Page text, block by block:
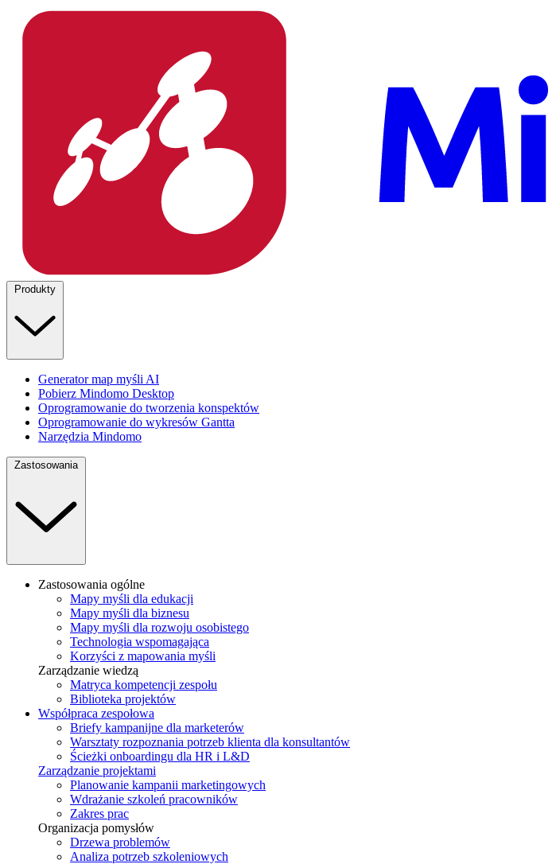
Produkty
Generator map myśli AI
Pobierz Mindomo Desktop
Oprogramowanie do tworzenia konspektów
Oprogramowanie do wykresów Gantta
Narzędzia Mindomo
Zastosowania
Zastosowania ogólne
Mapy myśli dla edukacji
Mapy myśli dla biznesu
Mapy myśli dla rozwoju osobistego
Technologia wspomagająca
Korzyści z mapowania myśli
Zarządzanie wiedzą
Matryca kompetencji zespołu
Biblioteka projektów
Współpraca zespołowa
Briefy kampanijne dla marketerów
Warsztaty rozpoznania potrzeb klienta dla konsultantów
Ścieżki onboardingu dla HR i L&D
Zarządzanie projektami
Planowanie kampanii marketingowych
Wdrażanie szkoleń pracowników
Zakres prac
Organizacja pomysłów
Drzewa problemów
Analiza potrzeb szkoleniowych